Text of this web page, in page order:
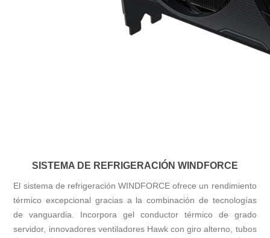
SISTEMA DE REFRIGERACIÓN WINDFORCE
El sistema de refrigeración WINDFORCE ofrece un rendimiento
térmico excepcional gracias a la combinación de tecnologías
de vanguardia. Incorpora gel conductor térmico de grado
servidor, innovadores ventiladores Hawk con giro alterno, tubos